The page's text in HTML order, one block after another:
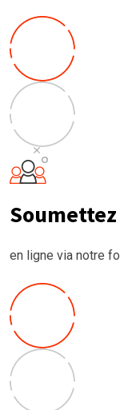
en ligne via notre